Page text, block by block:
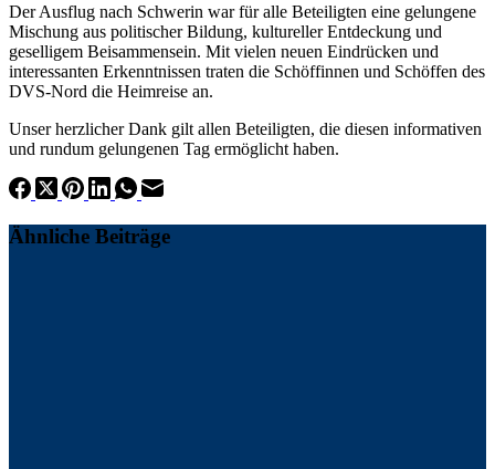
Der Ausflug nach Schwerin war für alle Beteiligten eine gelungene
Mischung aus politischer Bildung, kultureller Entdeckung und
geselligem Beisammensein. Mit vielen neuen Eindrücken und
interessanten Erkenntnissen traten die Schöffinnen und Schöffen des
DVS-Nord die Heimreise an.
Unser herzlicher Dank gilt allen Beteiligten, die diesen informativen
und rundum gelungenen Tag ermöglicht haben.
Ähnliche Beiträge